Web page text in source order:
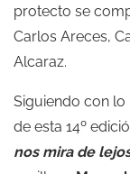
protecto se
Carlos Areces,
Alcaraz.
Siguiendo con
de esta 14º
nos mira de